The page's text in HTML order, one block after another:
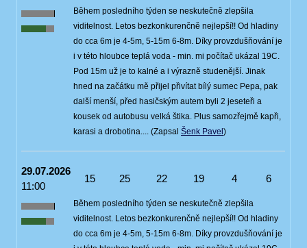
Během posledního týden se neskutečně zlepšila
viditelnost. Letos bezkonkurenčně nejlepší!! Od hladiny
do cca 6m je 4-5m, 5-15m 6-8m. Díky provzdušňování je
i v této hloubce teplá voda - min. mi počítač ukázal 19C.
Pod 15m už je to kalné a i výrazně studenější. Jinak
hned na začátku mě přijel přivítat bílý sumec Pepa, pak
další menší, před hasičským autem byli 2 jeseteři a
kousek od autobusu velká štika. Plus samozřejmě kapři,
karasi a drobotina.... (Zapsal Šenk Pavel)
29.07.2026
11:00
15 25 22 19 4 6
Během posledního týden se neskutečně zlepšila
viditelnost. Letos bezkonkurenčně nejlepší!! Od hladiny
do cca 6m je 4-5m, 5-15m 6-8m. Díky provzdušňování je